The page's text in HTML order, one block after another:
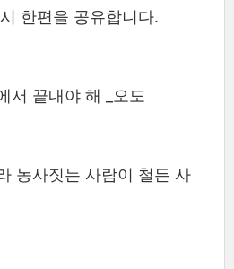
한편을 공유합니다.
서 끝내야 해 _오도
농사짓는 사람이 철든 사